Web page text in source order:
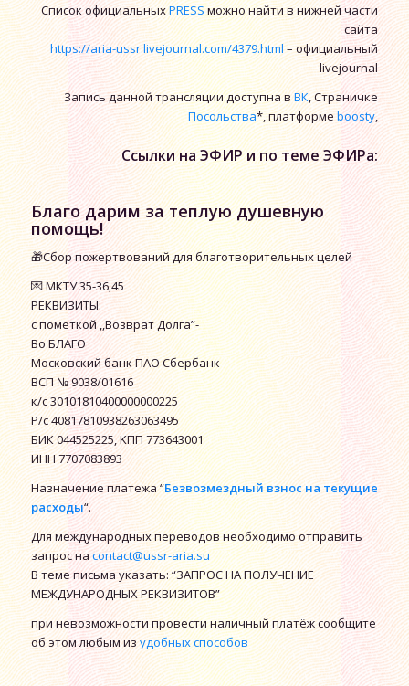
Список официальныхPRESSможно найти в нижней части
сайта
https://aria-ussr.livejournal.com/4379.html– официальный
livejournal
Запись данной трансляции доступна вВК, Страничке
Посольства*, платформеboosty,
Ссылки на ЭФИР и по теме ЭФИРа:
Благо дарим за теплую душевную
помощь!
🎁Сбор пожертвований для благотворительных целей
💌 МКТУ 35-36,45
РЕКВИЗИТЫ:
с пометкой ,,Возврат Долга”-
Во БЛАГО
Московский банк ПАО Сбербанк
ВСП № 9038/01616
к/с 30101810400000000225
P/c 40817810938263063495
БИК 044525225, ΚΠΠ 773643001
ИНН 7707083893
Назначение платежа “Безвозмездный взнос на текущие
расходы“.
Для международных переводов необходимо отправить
запрос наcontact@ussr-aria.su
В теме письма указать: “ЗАПРОС НА ПОЛУЧЕНИЕ
МЕЖДУНАРОДНЫХ РЕКВИЗИТОВ”
при невозможности провести наличный платёж сообщите
об этом любым изудобных способов